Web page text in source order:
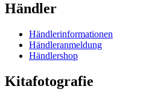
Händler
Händlerinformationen
Händleranmeldung
Händlershop
Kitafotografie